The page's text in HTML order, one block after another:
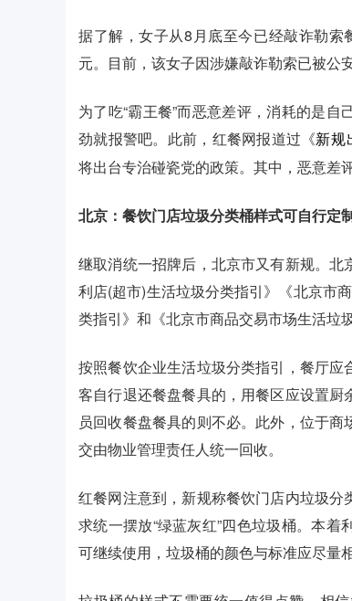
据了解，女子从8月底至今已经敲诈勒索
元。目前，该女子因涉嫌敲诈勒索已被公
为了吃“霸王餐”而恶意差评，消耗的是
劲就报警吧。此前，红餐网报道过《新规
将出台专治碰瓷党的政策。其中，恶意差
北京：餐饮门店垃圾分类桶样式可自行定
继取消统一招牌后，北京市又有新规。
利店(超市)生活垃圾分类指引》《北京市
类指引》和《北京市商品交易市场生活垃
按照餐饮企业生活垃圾分类指引，餐厅
客自行退还餐盘餐具的，用餐区应设置
员回收餐盘餐具的则不必。此外，位于
交由物业管理责任人统一回收。
红餐网注意到，新规称餐饮门店内垃圾
求统一摆放“绿蓝灰红”四色垃圾桶。本
可继续使用，垃圾桶的颜色与标准应尽量